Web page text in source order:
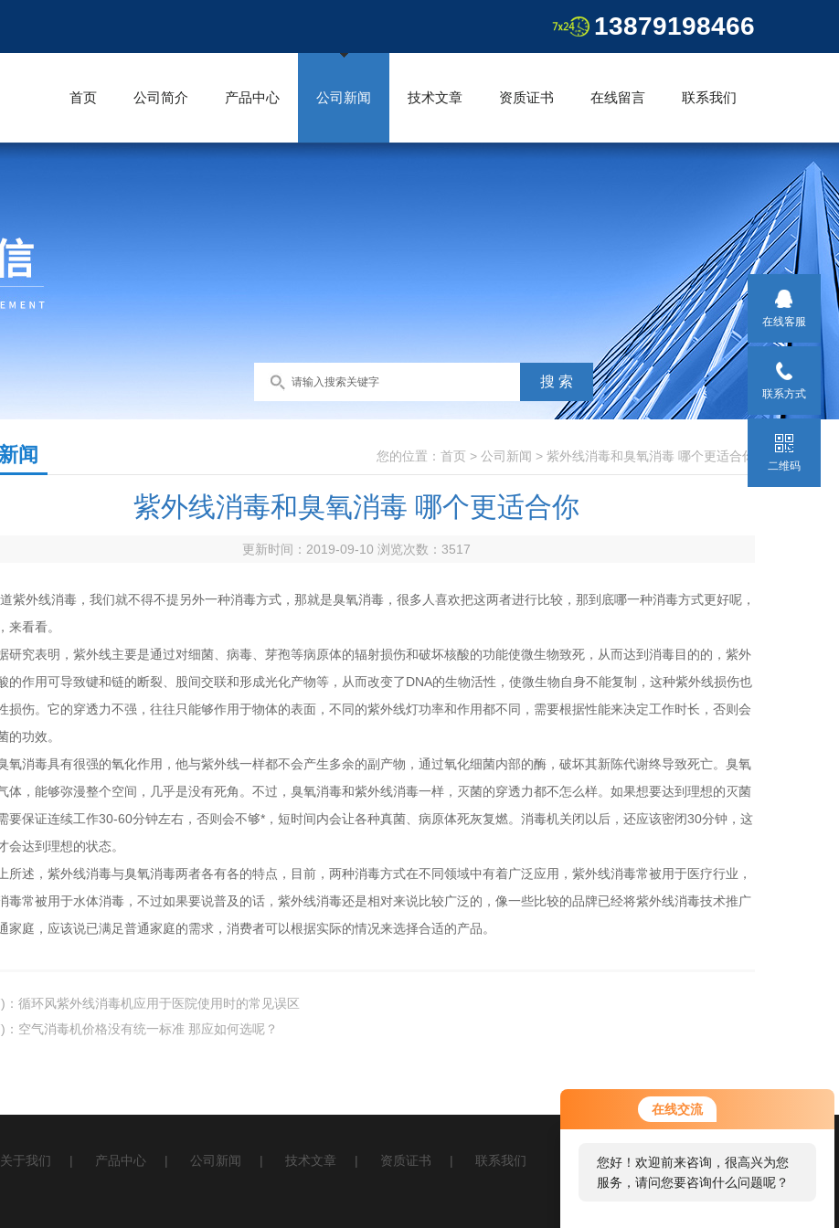
在线交流
您好！欢迎前来咨询，很高兴为您
服务，请问您要咨询什么问题呢？
13879198466
首页 公司简介 产品中心 公司新闻 技术文章 资质证书 在线留言 联系我们
您的位置： 首页 > 公司新闻 > 紫外线消毒和臭氧消毒 哪个更适合你
闻
紫外线消毒和臭氧消毒 哪个更适合你
更新时间：2019-09-10 浏览次数： 3517
外线消毒，我们就不得不提另外一种消毒方式，那就是臭氧消毒，很多人喜欢把这两者进行比较，那到底哪一种消毒方式更好呢，
来看看。
究表明，紫外线主要是通过对细菌、病毒、芽孢等病原体的辐射损伤和破坏核酸的功能使微生物致死，从而达到消毒目的的，紫外
的作用可导致键和链的断裂、股间交联和形成光化产物等，从而改变了DNA的生物活性，使微生物自身不能复制，这种紫外线损伤也
损伤。它的穿透力不强，往往只能够作用于物体的表面，不同的紫外线灯功率和作用都不同，需要根据性能来决定工作时长，否则会
的功效。
消毒具有很强的氧化作用，他与紫外线一样都不会产生多余的副产物，通过氧化细菌内部的酶，破坏其新陈代谢终导致死亡。臭氧
体，能够弥漫整个空间，几乎是没有死角。不过，臭氧消毒和紫外线消毒一样，灭菌的穿透力都不怎么样。如果想要达到理想的灭菌
要保证连续工作30-60分钟左右，否则会不够*，短时间内会让各种真菌、病原体死灰复燃。消毒机关闭以后，还应该密闭30分钟，这
会达到理想的状态。
述，紫外线消毒与臭氧消毒两者各有各的特点，目前，两种消毒方式在不同领域中有着广泛应用，紫外线消毒常被用于医疗行业，
毒常被用于水体消毒，不过如果要说普及的话，紫外线消毒还是相对来说比较广泛的，像一些比较的品牌已经将紫外线消毒技术推广
家庭，应该说已满足普通家庭的需求，消费者可以根据实际的情况来选择合适的产品。
： 循环风紫外线消毒机应用于医院使用时的常见误区
： 空气消毒机价格没有统一标准 那应如何选呢？
关于我们 | 产品中心 | 公司新闻 | 技术文章 | 资质证书 | 联系我们
在线客服
联系方式
二维码